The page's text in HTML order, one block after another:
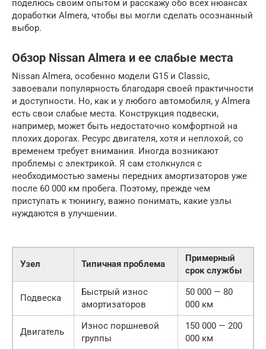
поделюсь своим опытом и расскажу обо всех нюансах
доработки Almera, чтобы вы могли сделать осознанный
выбор.
Обзор Nissan Almera и ее слабые места
Nissan Almera, особенно модели G15 и Classic,
завоевали популярность благодаря своей практичности
и доступности. Но, как и у любого автомобиля, у Almera
есть свои слабые места. Конструкция подвески,
например, может быть недостаточно комфортной на
плохих дорогах. Ресурс двигателя, хотя и неплохой, со
временем требует внимания. Иногда возникают
проблемы с электрикой. Я сам столкнулся с
необходимостью замены передних амортизаторов уже
после 60 000 км пробега. Поэтому, прежде чем
приступать к тюнингу, важно понимать, какие узлы
нуждаются в улучшении.
Узел Типичная проблема
Примерный
срок службы
Подвеска
Быстрый износ
амортизаторов
50 000 — 80
000 км
Двигатель
Износ поршневой
группы
150 000 — 200
000 км